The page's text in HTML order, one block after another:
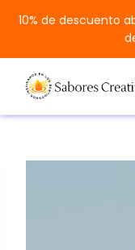
10% de descuento